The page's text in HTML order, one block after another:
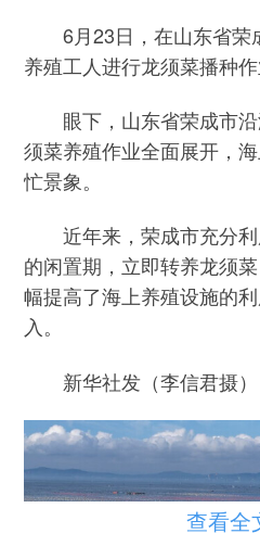
6月23日，在山东省荣
养殖工人进行龙须菜播种作
眼下，山东省荣成市沿
须菜养殖作业全面展开，
忙景象。
近年来，荣成市充分利
的闲置期，立即转养龙须
幅提高了海上养殖设施的
入。
新华社发（李信君摄）
查看全